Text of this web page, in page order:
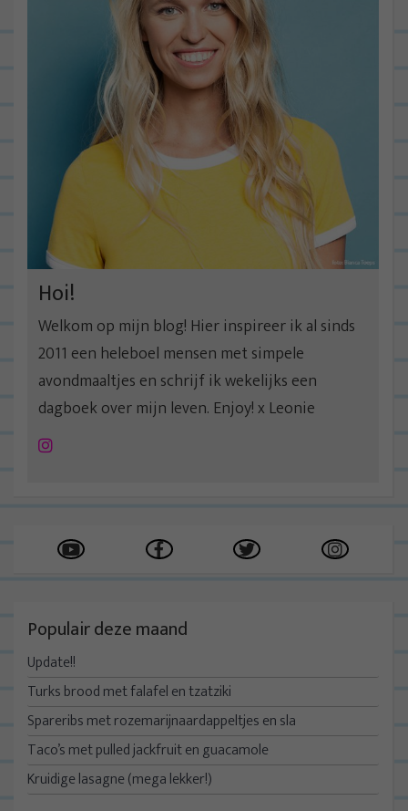
Hoi!
Welkom op mijn blog! Hier inspireer ik al sinds
2011 een heleboel mensen met simpele
avondmaaltjes en schrijf ik wekelijks een
dagboek over mijn leven. Enjoy! x Leonie
Instagram
Populair deze maand
Update!!
Turks brood met falafel en tzatziki
Spareribs met rozemarijnaardappeltjes en sla
Taco’s met pulled jackfruit en guacamole
Kruidige lasagne (mega lekker!)